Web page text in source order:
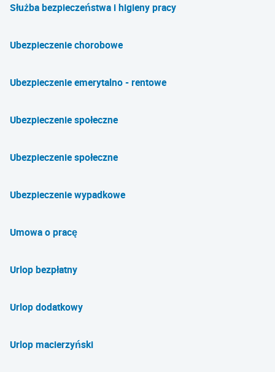
Służba bezpieczeństwa i higieny pracy
Ubezpieczenie chorobowe
Ubezpieczenie emerytalno - rentowe
Ubezpieczenie społeczne
Ubezpieczenie społeczne
Ubezpieczenie wypadkowe
Umowa o pracę
Urlop bezpłatny
Urlop dodatkowy
Urlop macierzyński